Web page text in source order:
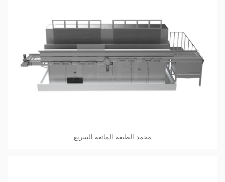
مجمد الطبقة المائعة السريع